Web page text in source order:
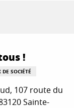
!
DE SOCIÉTÉ
107 route du
Sainte-